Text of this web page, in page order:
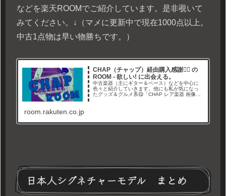
などを楽天ROOMでご紹介しています。是非覗いて
みてください。↓（マメに更新中で現在1000点以上。
中古1点物は早い物勝ちです。）
CHAP（チャップ）経由購入感謝🙇‍♂ の
ROOM - 欲しい! に出会える。
中古楽器（主にギター＆ベース）などを中心に
色々と紹介していきます。他にも私が気になっ
たグッズ＆グルメ系😋「CHAP レア楽器 画像倉
room.rakuten.co.jp
日本人シグネチャーモデル まとめ